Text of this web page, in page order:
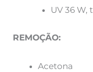
UV 36 W,
REMOÇÃO:
Acetona